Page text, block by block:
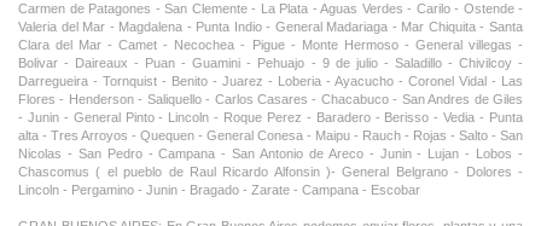
Carmen de Patagones - San Clemente - La Plata - Aguas Verdes - Carilo - Ostende -
Valeria del Mar - Magdalena - Punta Indio - General Madariaga - Mar Chiquita - Santa
Clara del Mar - Camet - Necochea - Pigue - Monte Hermoso - General villegas -
Bolivar - Daireaux - Puan - Guamini - Pehuajo - 9 de julio - Saladillo - Chivilcoy -
Darregueira - Tornquist - Benito - Juarez - Loberia - Ayacucho - Coronel Vidal - Las
Flores - Henderson - Saliquello - Carlos Casares - Chacabuco - San Andres de Giles
- Junin - General Pinto - Lincoln - Roque Perez - Baradero - Berisso - Vedia - Punta
alta - Tres Arroyos - Quequen - General Conesa - Maipu - Rauch - Rojas - Salto - San
Nicolas - San Pedro - Campana - San Antonio de Areco - Junin - Lujan - Lobos -
Chascomus ( el pueblo de Raul Ricardo Alfonsin )- General Belgrano - Dolores -
Lincoln - Pergamino - Junin - Bragado - Zarate - Campana - Escobar